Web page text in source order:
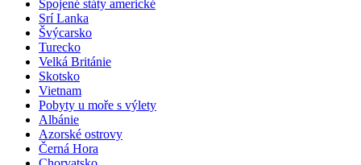
Spojené státy americké
Srí Lanka
Švýcarsko
Turecko
Velká Británie
Skotsko
Vietnam
Pobyty u moře s výlety
Albánie
Azorské ostrovy
Černá Hora